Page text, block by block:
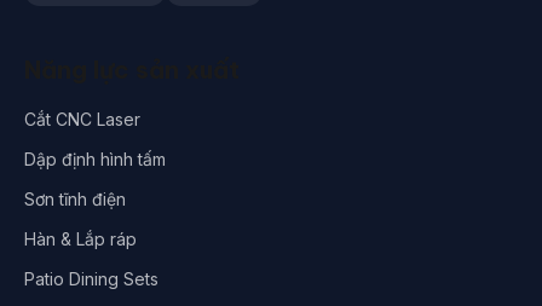
Cắt CNC Laser
Dập định hình tấm
Sơn tĩnh điện
Hàn & Lắp ráp
Patio Dining Sets